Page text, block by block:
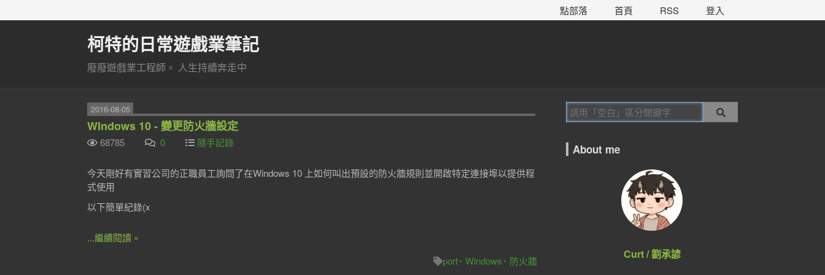
點部落 首頁 RSS 登入
柯特的日常遊戲業筆記
廢廢遊戲業工程師。 人生持續奔走中
2016-08-05
WIndows 10 - 變更防火牆設定
68785 0 隨手記錄
今天剛好有實習公司的正職員工詢問了在Windows 10 上如何叫出預設的防火牆規則並開啟特定連接埠以提供程
式使用
以下簡單紀錄(x
...繼續閱讀 »
port Windows 防火牆
About me
Curt / 劉承諺